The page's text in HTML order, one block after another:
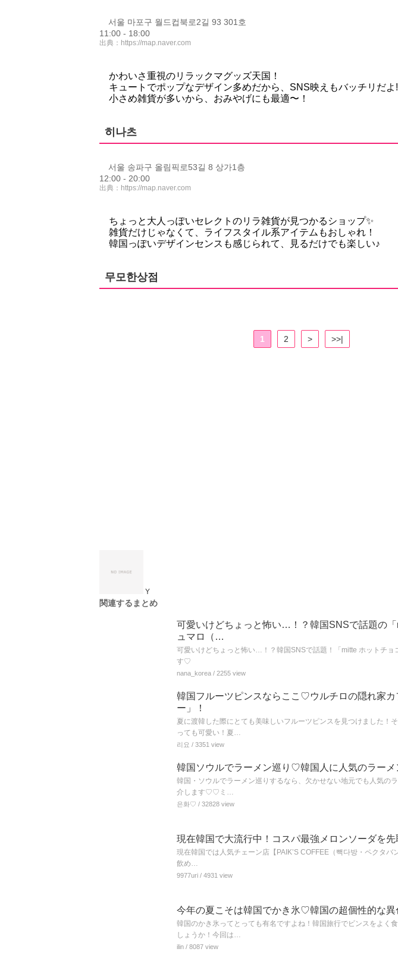
서울 마포구 월드컵북로2길 93 301호
11:00 - 18:00
出典： https://map.naver.com
かわいさ重視のリラックマグッズ天国！
キュートでポップなデザイン多めだから、SNS映えもバッチリだよ!
小さめ雑貨が多いから、おみやげにも最適〜！
히나츠
서울 송파구 올림픽로53길 8 상가1층
12:00 - 20:00
出典： https://map.naver.com
ちょっと大人っぽいセレクトのリラ雑貨が見つかるショップ✨
雑貨だけじゃなくて、ライフスタイル系アイテムもおしゃれ！
韓国っぽいデザインセンスも感じられて、見るだけでも楽しい♪
무모한상점
1 2 > >>|
Y
関連するまとめ
可愛いけどちょっと怖い…！？韓国SNSで話題の
ュマロ（…
可愛いけどちょっと怖い…！？韓国SNSで話題！「mitte ホットチョ
す♡
nana_korea / 2255 view
韓国フルーツピンスならここ♡ウルチロの隠れ家カ
ー」！
夏に渡韓した際にとても美味しいフルーツピンスを見つけました！
っても可愛い！夏…
리요 / 3351 view
韓国ソウルでラーメン巡り♡韓国人に人気のラー
韓国・ソウルでラーメン巡りするなら、欠かせない地元でも人気の
介します♡♡ミ…
은화♡ / 32828 view
現在韓国で大流行中！コスパ最強メロンソーダを
現在韓国では人気チェーン店【PAIK’S COFFEE（빽다방・ペクタ
飲め…
9977uri / 4931 view
今年の夏こそは韓国でかき氷♡韓国の超個性的な異
韓国のかき氷ってとっても有名ですよね！韓国旅行でビンスをよく
しょうか！今回は…
ilin / 8087 view